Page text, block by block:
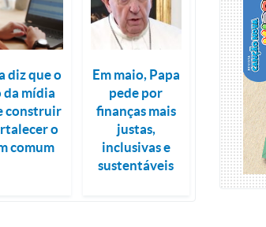
diz que o
da mídia
construir
o
comum
Em maio, Papa
pede por
finanças mais
justas,
inclusivas e
sustentáveis